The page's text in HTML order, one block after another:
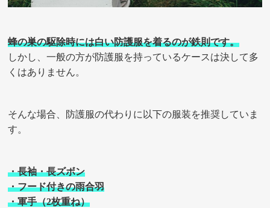
蜂の巣の駆除時には白い防護服を着るのが鉄則です。
しかし、一般の方が防護服を持っているケースは決して多
くはありません。
そんな場合、防護服の代わりに以下の服装を推奨していま
す。
・長袖・長ズボン
・フード付きの雨合羽
・軍手（2枚重ね）